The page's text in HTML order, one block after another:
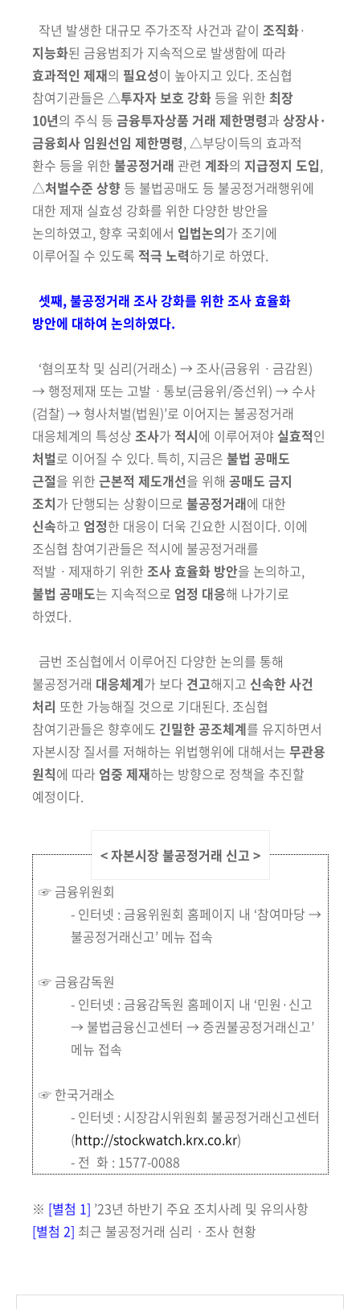
작년 발생한 대규모 주가조작 사건과 같이 조직화·
지능화된 금융범죄가 지속적으로 발생함에 따라
효과적인 제재의 필요성이 높아지고 있다. 조심협
참여기관들은 △투자자 보호 강화 등을 위한 최장
10년의 주식 등 금융투자상품 거래 제한명령과 상장사·
금융회사 임원선임 제한명령, △부당이득의 효과적
환수 등을 위한 불공정거래 관련 계좌의 지급정지 도입,
△처벌수준 상향 등 불법공매도 등 불공정거래행위에
대한 제재 실효성 강화를 위한 다양한 방안을
논의하였고, 향후 국회에서 입법논의가 조기에
이루어질 수 있도록 적극 노력하기로 하였다.
셋째, 불공정거래 조사 강화를 위한 조사 효율화
방안에 대하여 논의하였다.
‘혐의포착 및 심리(거래소) → 조사(금융위ㆍ금감원)
→ 행정제재 또는 고발ㆍ통보(금융위/증선위) → 수사
(검찰) → 형사처벌(법원)’로 이어지는 불공정거래
대응체계의 특성상 조사가 적시에 이루어져야 실효적인
처벌로 이어질 수 있다. 특히, 지금은 불법 공매도
근절을 위한 근본적 제도개선을 위해 공매도 금지
조치가 단행되는 상황이므로 불공정거래에 대한
신속하고 엄정한 대응이 더욱 긴요한 시점이다. 이에
조심협 참여기관들은 적시에 불공정거래를
적발ㆍ제재하기 위한 조사 효율화 방안을 논의하고,
불법 공매도는 지속적으로 엄정 대응해 나가기로
하였다.
금번 조심협에서 이루어진 다양한 논의를 통해
불공정거래 대응체계가 보다 견고해지고 신속한 사건
처리 또한 가능해질 것으로 기대된다. 조심협
참여기관들은 향후에도 긴밀한 공조체계를 유지하면서
자본시장 질서를 저해하는 위법행위에 대해서는 무관용
원칙에 따라 엄중 제재하는 방향으로 정책을 추진할
예정이다.
< 자본시장 불공정거래 신고 >
☞ 금융위원회
- 인터넷 : 금융위원회 홈페이지 내 ‘참여마당 →
불공정거래신고’ 메뉴 접속
☞ 금융감독원
- 인터넷 : 금융감독원 홈페이지 내 ‘민원·신고
→ 불법금융신고센터 → 증권불공정거래신고’
메뉴 접속
☞ 한국거래소
- 인터넷 : 시장감시위원회 불공정거래신고센터
(http://stockwatch.krx.co.kr)
- 전 화 : 1577-0088
※ [별첨 1] ’23년 하반기 주요 조치사례 및 유의사항
[별첨 2] 최근 불공정거래 심리ㆍ조사 현황